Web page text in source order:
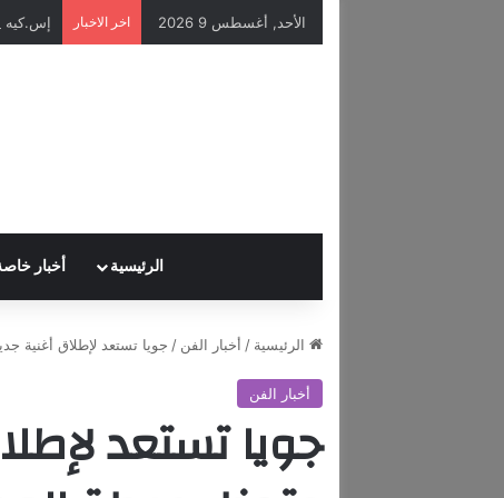
الأحد, أغسطس 9 2026 اخر الاخبار
الرئيسية أخبار
الرئيسية / أخبار الفن / جويا تستعد لإطلاق أغنية
أخبار الفن
جويا تستعد